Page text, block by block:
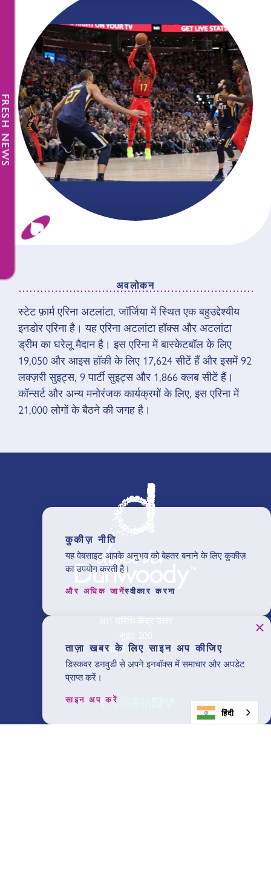
अवलोकन
अवलोकन
स्टेट फ़ार्म एरिना अटलांटा, जॉर्जिया में स्थित एक बहुउद्देश्यीय
इनडोर एरिना है। यह एरिना अटलांटा हॉक्स और अटलांटा
ड्रीम का घरेलू मैदान है। इस एरिना में बास्केटबॉल के लिए
19,050 और आइस हॉकी के लिए 17,624 सीटें हैं और इसमें 92
लक्ज़री सुइट्स, 9 पार्टी सुइट्स और 1,866 क्लब सीटें हैं।
कॉन्सर्ट और अन्य मनोरंजक कार्यक्रमों के लिए, इस एरिना में
21,000 लोगों के बैठने की जगह है।
301 परिधि केंद्र उत्तर
डनवुडी, GA 30346
(877) 630-2270
कुकीज़ नीति
यह वेबसाइट आपके अनुभव को बेहतर बनाने के लिए कुकीज़
का उपयोग करती है।
और अधिक जानेंस्वीकार करना
ताज़ा खबर के लिए साइन अप कीजिए
डिस्कवर डनवुडी से अपने इनबॉक्स में समाचार और अपडेट
प्राप्त करें।
साइन अप करें
NEWS
हिंदी